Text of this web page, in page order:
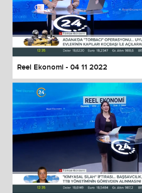
Reel Ekonomi - 04 11 2022